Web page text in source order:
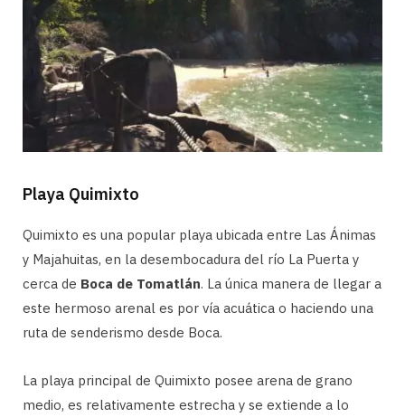
Playa Quimixto
Quimixto es una popular playa ubicada entre Las Ánimas
y Majahuitas, en la desembocadura del río La Puerta y
cerca de Boca de Tomatlán. La única manera de llegar a
este hermoso arenal es por vía acuática o haciendo una
ruta de senderismo desde Boca.
La playa principal de Quimixto posee arena de grano
medio, es relativamente estrecha y se extiende a lo